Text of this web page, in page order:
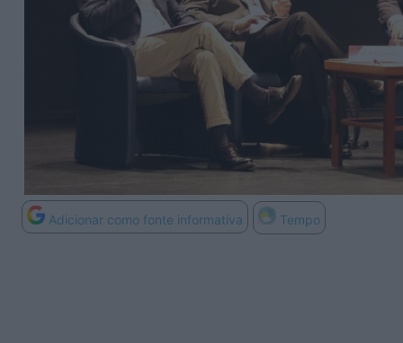
Adicionar como fonte informativa Tempo